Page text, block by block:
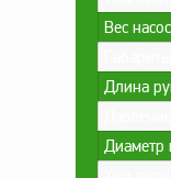
Вес
Длина
Диаметр